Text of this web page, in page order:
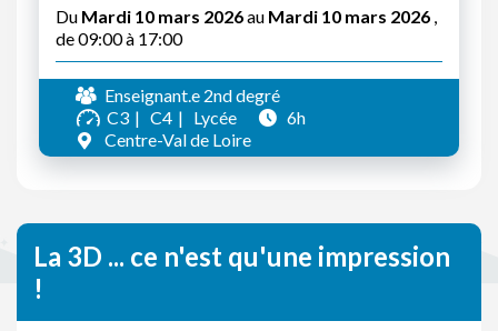
Du Mardi 10 mars 2026au Mardi 10 mars 2026 ,
de 09:00 à 17:00
Enseignant.e 2nd degré
C3
C4 Lycée
6h
Centre-Val de Loire
La 3D ... ce n'est qu'une impression
!